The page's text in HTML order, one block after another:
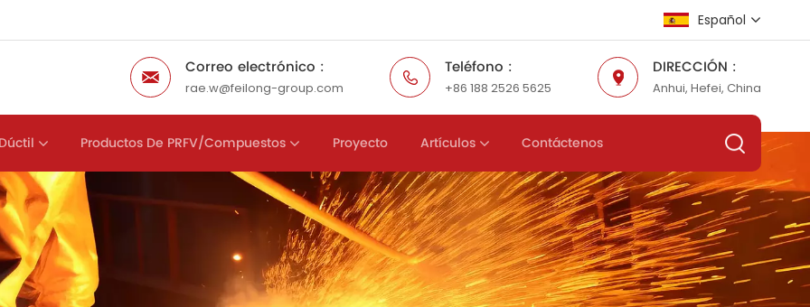
Español
English
Español
عربي
Correo electrónico :
rae.w@feilong-group.com
Teléfono :
+86 188 2526 5625
DIRECCIÓN :
Anhui, Hefei, China
Productos De PRFV/compuestos Proyecto Artículos Contáctenos